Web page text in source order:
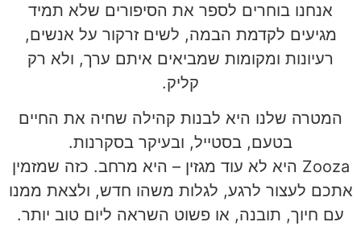
אנחנו בוחרים לספר את הסיפורים שלא תמיד
מגיעים לקדמת הבמה, לשים זרקור על אנשים,
רעיונות ומקומות שמביאים איתם ערך, ולא רק
קליק.
המטרה שלנו היא לבנות קהילה שחיה את החיים
בטעם, בסטייל, ובעיקר בסקרנות.
Zooza היא לא עוד מגזין – היא מרחב. כזה שמזמין
אתכם לעצור לרגע, לגלות משהו חדש, ולצאת ממנו
עם חיוך, תובנה, או פשוט השראה ליום טוב יותר.